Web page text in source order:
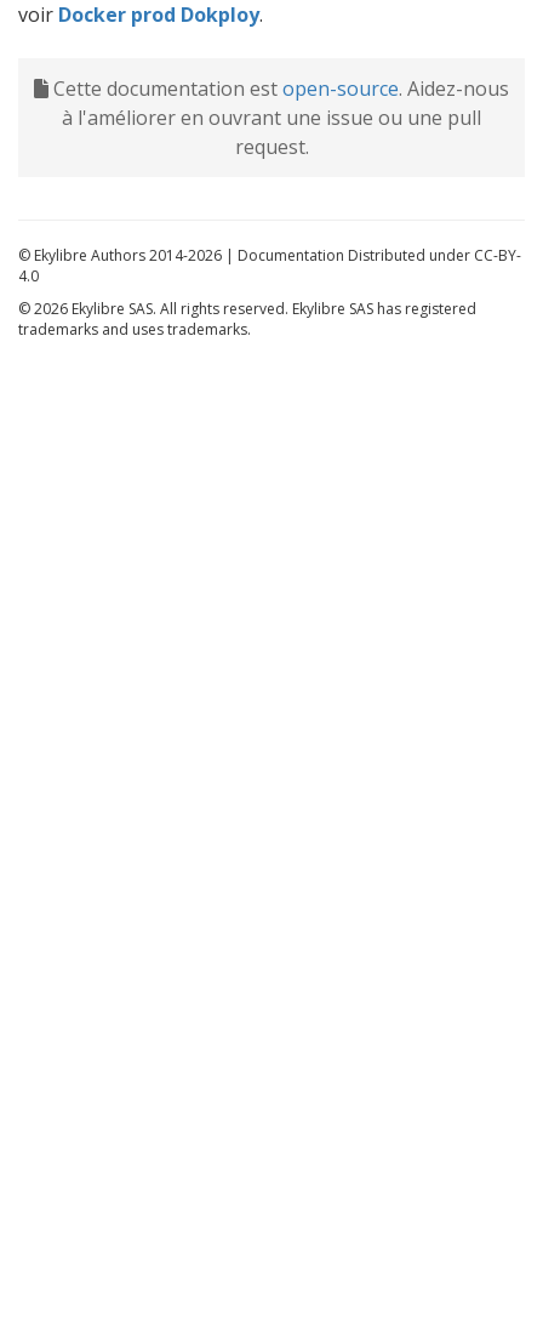
voir Docker prod Dokploy.
Cette documentation estopen-source. Aidez-nous
à l'améliorer en ouvrant une issue ou une pull
request.
© Ekylibre Authors 2014-2026 | Documentation Distributed under CC-BY-
4.0
© 2026 Ekylibre SAS. All rights reserved. Ekylibre SAS has registered
trademarks and uses trademarks.